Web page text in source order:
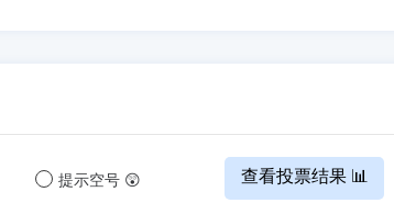
提示空号 😲 查看投票结果 📊